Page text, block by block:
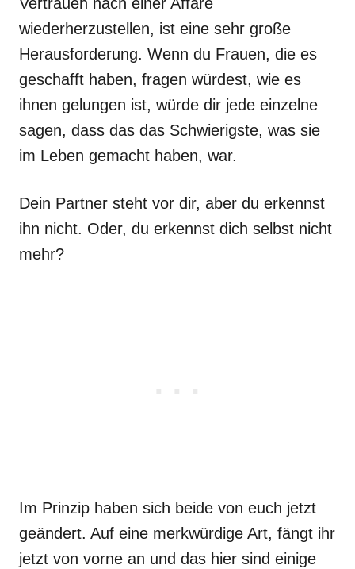
wiederherzustellen, ist eine sehr große
Herausforderung. Wenn du Frauen, die es
geschafft haben, fragen würdest, wie es
ihnen gelungen ist, würde dir jede einzelne
sagen, dass das das Schwierigste, was sie
im Leben gemacht haben, war.
Dein Partner steht vor dir, aber du erkennst
ihn nicht. Oder, du erkennst dich selbst nicht
mehr?
Im Prinzip haben sich beide von euch jetzt
geändert. Auf eine merkwürdige Art, fängt ihr
jetzt von vorne an und das hier sind einige